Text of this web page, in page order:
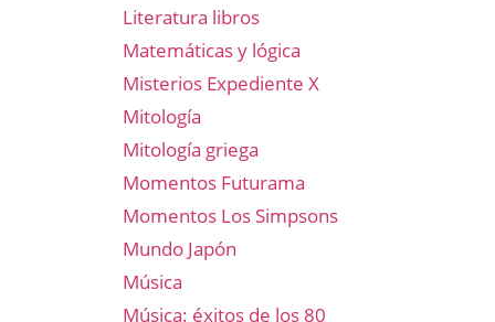
Literatura libros
Matemáticas y lógica
Misterios Expediente X
Mitología
Mitología griega
Momentos Futurama
Momentos Los Simpsons
Mundo Japón
Música
Música: éxitos de los 80